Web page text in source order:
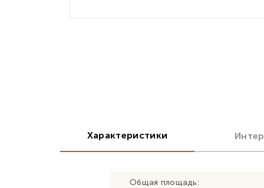
Характеристики
Общая площадь: